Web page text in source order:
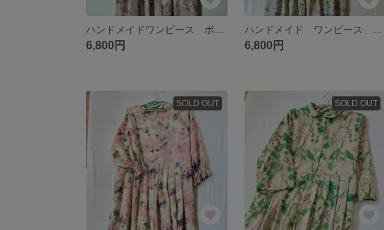
6,800円 6,800円
SOLD OUT SOLD OUT